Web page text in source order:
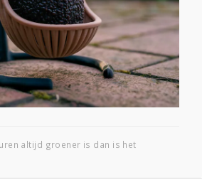
altijd groener is dan is het